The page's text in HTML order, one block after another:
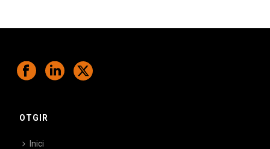
OTGIR
Inici